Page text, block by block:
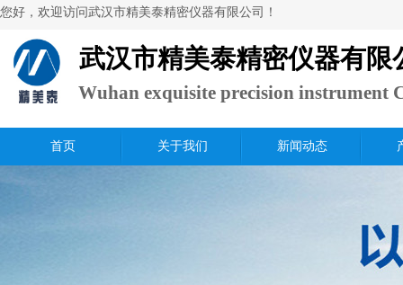
​您好，欢迎访问武汉市精美泰精密仪器有限公司！
武汉市精美泰精密仪器有限
Wuhan exquisite precision instrument
Ltd.
首页 关于我们 新闻动态